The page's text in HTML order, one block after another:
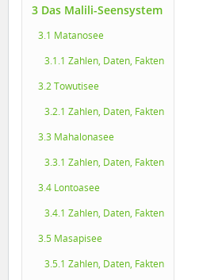
3 Das Malili-Seensystem
3.1 Matanosee
3.1.1 Zahlen, Daten, Fakten
3.2 Towutisee
3.2.1 Zahlen, Daten, Fakten
3.3 Mahalonasee
3.3.1 Zahlen, Daten, Fakten
3.4 Lontoasee
3.4.1 Zahlen, Daten, Fakten
3.5 Masapisee
3.5.1 Zahlen, Daten, Fakten